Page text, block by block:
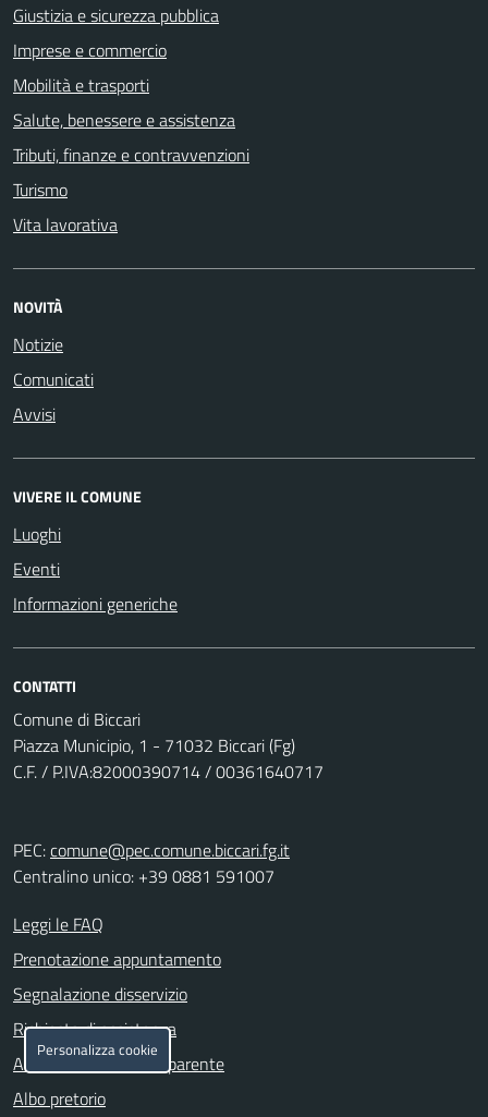
Giustizia e sicurezza pubblica
Imprese e commercio
Mobilità e trasporti
Salute, benessere e assistenza
Tributi, finanze e contravvenzioni
Turismo
Vita lavorativa
NOVITÀ
Notizie
Comunicati
Avvisi
VIVERE IL COMUNE
Luoghi
Eventi
Informazioni generiche
CONTATTI
Comune di Biccari
Piazza Municipio, 1 - 71032 Biccari (Fg)
C.F. / P.IVA:82000390714 / 00361640717
PEC:comune@pec.comune.biccari.fg.it
Centralino unico: +39 0881 591007
Leggi le FAQ
Prenotazione appuntamento
Segnalazione disservizio
Richiesta di assistenza
Amministrazione trasparente
Albo pretorio
Personalizza cookie